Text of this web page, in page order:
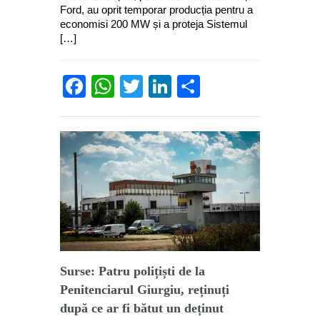
Ford, au oprit temporar producția pentru a
economisi 200 MW și a proteja Sistemul
[…]
Facebook
WhatsApp
TwitterLinkedIn
Surse: Patru polițiști de la
Penitenciarul Giurgiu, reținuți
după ce ar fi bătut un deținut